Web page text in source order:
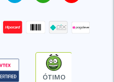
ÓTIMO